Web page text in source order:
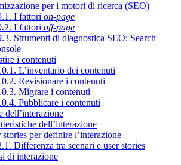
per i motori di ricerca (SEO)
I fattori on-page
I fattori off-page
Strumenti di diagnostica SEO: Search
i contenuti
L’inventario dei contenuti
Revisionare i contenuti
Migrare i contenuti
Pubblicare i contenuti
dell’interazione
dell’interazione
stories per definire l’interazione
Differenza tra scenari e user stories
di interazione